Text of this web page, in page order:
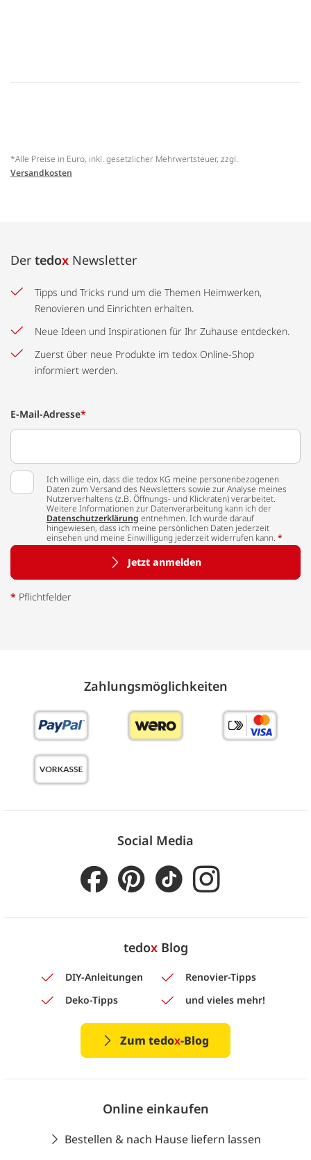
*Alle Preise in Euro, inkl. gesetzlicher Mehrwertsteuer, zzgl.
Versandkosten
Der tedox Newsletter
Tipps und Tricks rund um die Themen Heimwerken,
Renovieren und Einrichten erhalten.
Neue Ideen und Inspirationen für Ihr Zuhause entdecken.
Zuerst über neue Produkte im tedox Online-Shop
informiert werden.
E-Mail-Adresse*
Ich willige ein, dass die tedox KG meine personenbezogenen
Daten zum Versand des Newsletters sowie zur Analyse meines
Nutzerverhaltens (z.B. Öffnungs- und Klickraten) verarbeitet.
Weitere Informationen zur Datenverarbeitung kann ich der
Datenschutzerklärung entnehmen. Ich wurde darauf
hingewiesen, dass ich meine persönlichen Daten jederzeit
einsehen und meine Einwilligung jederzeit widerrufen kann. *
Jetzt anmelden
* Pflichtfelder
Zahlungs­möglich­keiten
Social Media
tedoxBlog
DIY-Anleitungen
Renovier-Tipps
Deko-Tipps
und vieles mehr!
Zum tedox-Blog
Online einkaufen
Bestellen & nach Hause liefern lassen